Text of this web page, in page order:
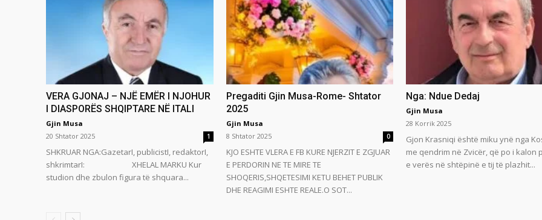
VERA GJONAJ – NJË EMËR I NJOHUR
I DIASPORËS SHQIPTARE NË ITALI
Gjin Musa
20 Shtator 2025
1
SHKRUAR NGA:GazetarI, publicistI, redaktorI,
shkrimtarI: XHELAL MARKU Kur
studion dhe zbulon figura të shquara...
Pregaditi Gjin Musa-Rome- Shtator
2025
Gjin Musa
8 Shtator 2025
0
KJO ESHTE VLERA E FB KURE NJERZIT E ZGJUAR
E PERDORIN NE TE MIRE TE
SHOQERIS,SHQETESIMI KETU BEHET PUBLIK
DHE REAGIMI ESHTE REALE.O SOT...
Nga: Ndue Dedaj
Gjin Musa
28 Korrik 2025
Gjon Krasniqi është miku ynë nga
me qendrim në Zvicër, që po i kalon
e verës në shtëpinë e tij të plazhit...